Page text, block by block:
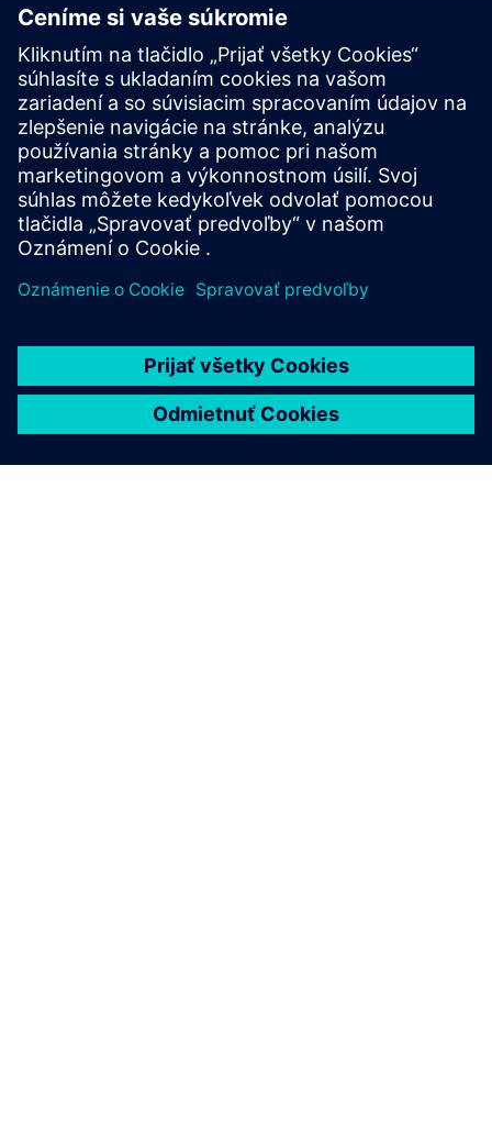
Ďalšie zdroje
Technická dokumentácia
Technická dokumentácia |IO A 200PA SMART CN